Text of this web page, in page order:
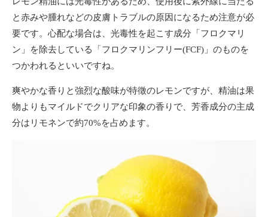
と赤みや腫れなどの皮膚トラブルの原因になるため注意が必
要です。心配な場合は、光毒性を起こす成分「フロクマリ
ン」を除去している「フロクマリンフリー(FCF)」のものを
つかわれるといいですね。
爽やかな香りと強烈な酸味が特徵のレモンですが、精油は果
物よりもマイルドでクリアな印象の香りで、芳香成分の主成
分はリモネンで約70%を占めます。